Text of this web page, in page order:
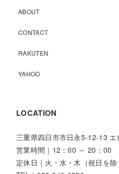
ABOUT
CONTACT
RAKUTEN
YAHOO
LOCATION
三重県四日市市日永5-12-13 エ
営業時間｜12：00 ～ 20：00
定休日｜火・水・木（祝日を除